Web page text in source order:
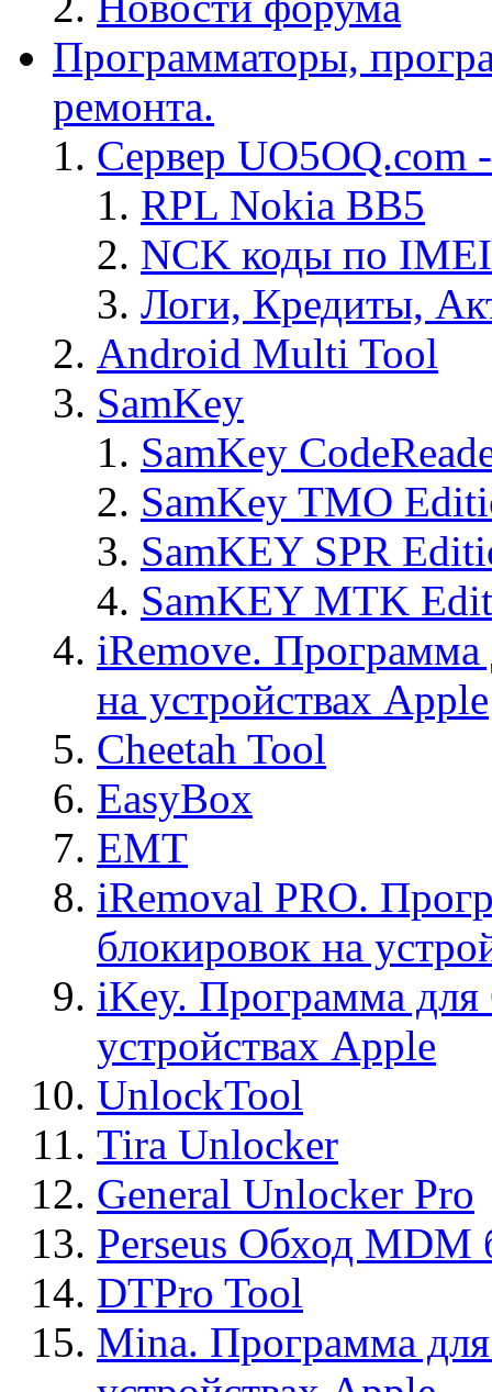
Программаторы,
ремонта.
Сервер
RPL Nokia BB5
NCK коды по IMEI
Логи, Кредиты,
Android Multi Tool
SamKey
SamKey
SamKey TMO
SamKEY SPR
SamKEY MTK
iRemove. Программа
на устройствах Apple
Cheetah Tool
EasyBox
EMT
iRemoval PRO.
блокировок на
iKey. Программа для
устройствах Apple
UnlockTool
Tira Unlocker
General Unlocker Pro
Perseus Обход MDM
DTPro Tool
Mina. Программа